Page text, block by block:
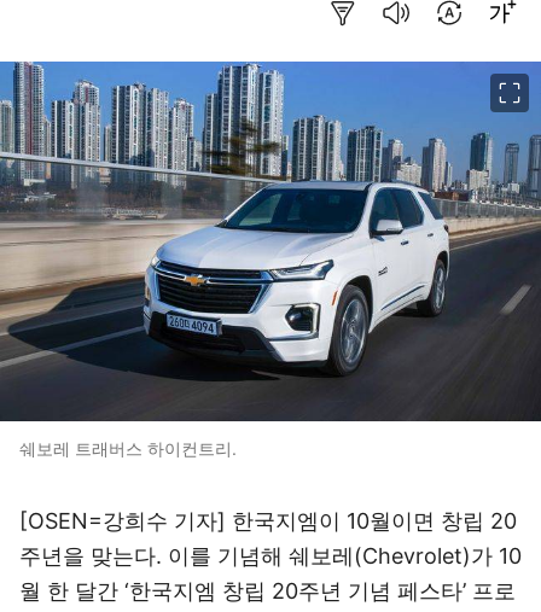
쉐보레 트래버스 하이컨트리.
[OSEN=강희수 기자] 한국지엠이 10월이면 창립 20
주년을 맞는다. 이를 기념해 쉐보레(Chevrolet)가 10
월 한 달간 ‘한국지엠 창립 20주년 기념 페스타’ 프로